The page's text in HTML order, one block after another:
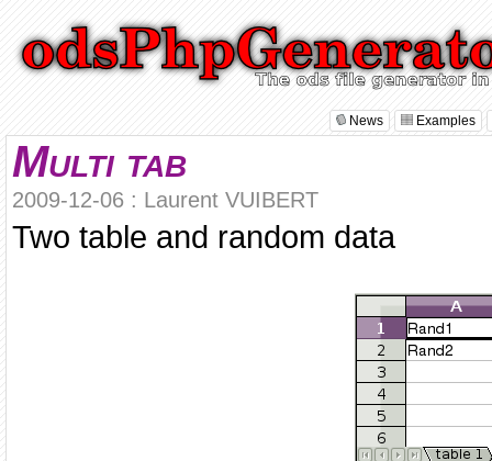
News Examples
Multi tab
2009-12-06 : Laurent VUIBERT
Two table and random data